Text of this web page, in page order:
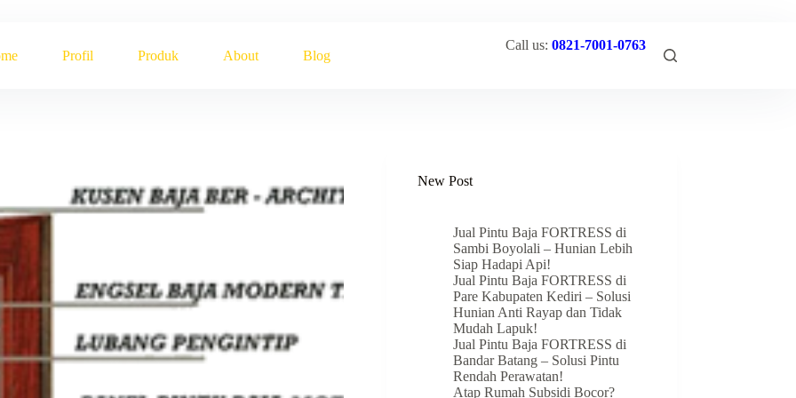
Profil Produk About Blog
Call us: 0821-7001-0763
New Post
Jual Pintu Baja FORTRESS di
Sambi Boyolali – Hunian Lebih
Siap Hadapi Api!
Jual Pintu Baja FORTRESS di
Pare Kabupaten Kediri – Solusi
Hunian Anti Rayap dan Tidak
Mudah Lapuk!
Jual Pintu Baja FORTRESS di
Bandar Batang – Solusi Pintu
Rendah Perawatan!
Atap Rumah Subsidi Bocor?